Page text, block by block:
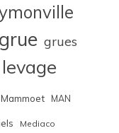
grue grues
levage
Mammoet MAN
Mediaco